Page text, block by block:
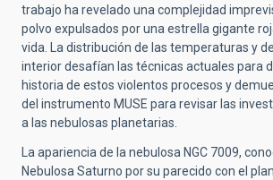
trabajo ha revelado una complejidad
polvo expulsados por una estrella gigante
vida. La distribución de las temperaturas y
interior desafían las técnicas actuales para
historia de estos violentos procesos y
del instrumento MUSE para revisar las
a las nebulosas planetarias.
La apariencia de la nebulosa NGC 7009,
Nebulosa Saturno por su parecido con el